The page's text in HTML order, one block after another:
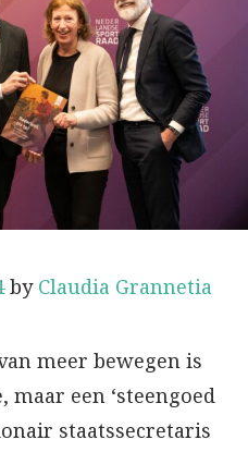
DEAL
by Claudia Grannetia
meer bewegen is
een ‘steengoed
staatssecretaris